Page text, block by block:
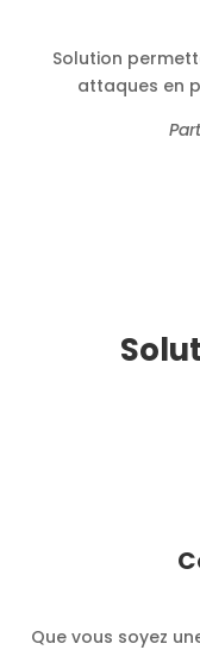
Solution
attaques en
Que vous soyez